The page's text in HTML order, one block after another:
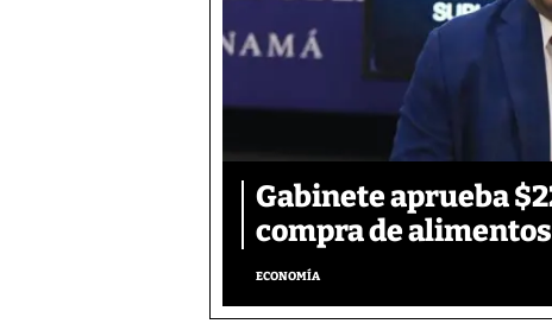
Gabinete aprueba
compra de alimentos
ECONOMÍA